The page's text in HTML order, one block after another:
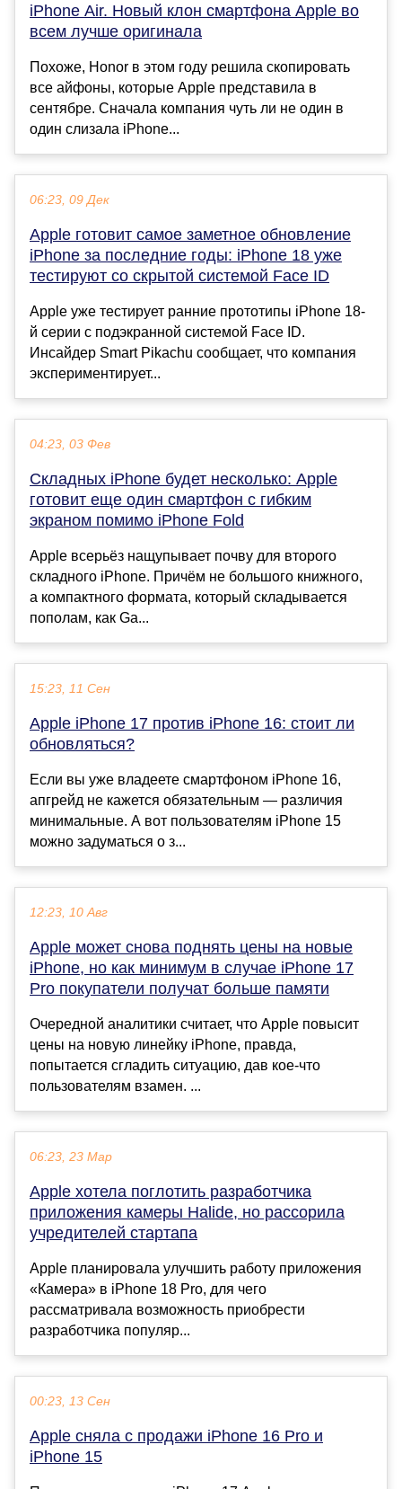
iPhone Air. Новый клон смартфона Apple во
всем лучше оригинала
Похоже, Honor в этом году решила скопировать
все айфоны, которые Apple представила в
сентябре. Сначала компания чуть ли не один в
один слизала iPhone...
06:23, 09 Дек
Apple готовит самое заметное обновление
iPhone за последние годы: iPhone 18 уже
тестируют со скрытой системой Face ID
Apple уже тестирует ранние прототипы iPhone 18-
й серии с подэкранной системой Face ID.
Инсайдер Smart Pikachu сообщает, что компания
экспериментирует...
04:23, 03 Фев
Складных iPhone будет несколько: Apple
готовит еще один смартфон с гибким
экраном помимо iPhone Fold
Apple всерьёз нащупывает почву для второго
складного iPhone. Причём не большого книжного,
а компактного формата, который складывается
пополам, как Ga...
15:23, 11 Сен
Apple iPhone 17 против iPhone 16: стоит ли
обновляться?
Если вы уже владеете смартфоном iPhone 16,
апгрейд не кажется обязательным — различия
минимальные. А вот пользователям iPhone 15
можно задуматься о з...
12:23, 10 Авг
Apple может снова поднять цены на новые
iPhone, но как минимум в случае iPhone 17
Pro покупатели получат больше памяти
Очередной аналитики считает, что Apple повысит
цены на новую линейку iPhone, правда,
попытается сгладить ситуацию, дав кое-что
пользователям взамен. ...
06:23, 23 Мар
Apple хотела поглотить разработчика
приложения камеры Halide, но рассорила
учредителей стартапа
Apple планировала улучшить работу приложения
«Камера» в iPhone 18 Pro, для чего
рассматривала возможность приобрести
разработчика популяр...
00:23, 13 Сен
Apple сняла с продажи iPhone 16 Pro и
iPhone 15